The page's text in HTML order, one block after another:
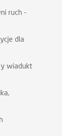
ruch -
dla
wiadukt